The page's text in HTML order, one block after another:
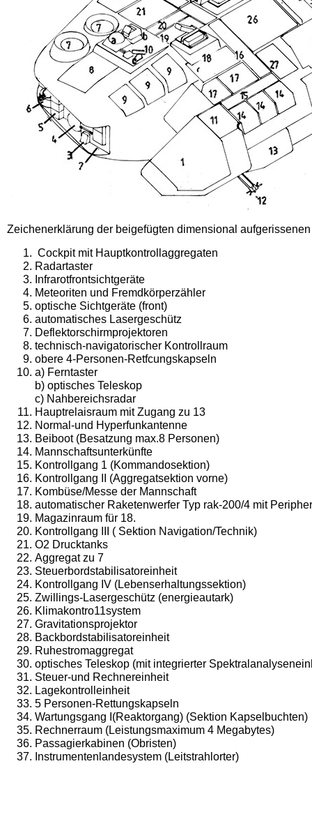
Zeichenerklärung der beigefügten dimensional
Cockpit mit Hauptkontrollaggregaten
Radartaster
Infrarotfrontsichtgeräte
Meteoriten und Fremdkörperzähler
optische Sichtgeräte (front)
automatisches Lasergeschütz
Deflektorschirmprojektoren
technisch-navigatorischer Kontrollraum
obere 4-Personen-Retfcungskapseln
a) Ferntaster
b) optisches Teleskop
c) Nahbereichsradar
Hauptrelaisraum mit Zugang zu 13
Normal-und Hyperfunkantenne
Beiboot (Besatzung max.8 Personen)
Mannschaftsunterkünfte
Kontrollgang 1 (Kommandosektion)
Kontrollgang II (Aggregatsektion vorne)
Kombüse/Messe der Mannschaft
automatischer Raketenwerfer Typ rak-200/4 mit
Magazinraum für 18.
Kontrollgang III ( Sektion Navigation/Technik)
O2 Drucktanks
Aggregat zu 7
Steuerbordstabilisatoreinheit
Kontrollgang IV (Lebenserhaltungssektion)
Zwillings-Lasergeschütz (energieautark)
Klimakontro11system
Gravitationsprojektor
Backbordstabilisatoreinheit
Ruhestromaggregat
optisches Teleskop (mit integrierter
Steuer-und Rechnereinheit
Lagekontrolleinheit
5 Personen-Rettungskapseln
Wartungsgang I(Reaktorgang) (Sektion Kapselbuchten)
Rechnerraum (Leistungsmaximum 4 Megabytes)
Passagierkabinen (Obristen)
Instrumentenlandesystem (Leitstrahlorter)